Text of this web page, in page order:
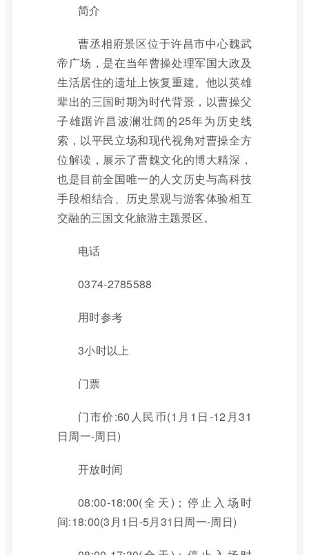
简介
曹丞相府景区位于许昌市中心魏武
帝广场，是在当年曹操处理军国大政及
生活居住的遗址上恢复重建。他以英雄
辈出的三国时期为时代背景，以曹操父
子雄踞许昌波澜壮阔的25年为历史线
索，以平民立场和现代视角对曹操全方
位解读，展示了曹魏文化的博大精深，
也是目前全国唯一的人文历史与高科技
手段相结合、历史景观与游客体验相互
交融的三国文化旅游主题景区。
电话
0374-2785588
用时参考
3小时以上
门票
门市价:60人民币(1月1日-12月31
日周一-周日)
开放时间
08:00-18:00(全天)；停止入场时
间:18:00(3月1日-5月31日周一-周日)